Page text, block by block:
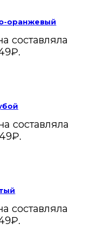
оранжевый
составляла
составляла
составляла